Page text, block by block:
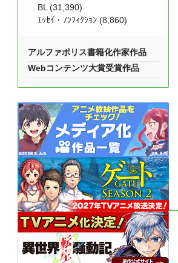
BL (31,390)
ｴｯｾｲ・ﾉﾝﾌｨｸｼｮﾝ (8,860)
アルファポリス書籍化作家作品
Webコンテンツ大賞受賞作品